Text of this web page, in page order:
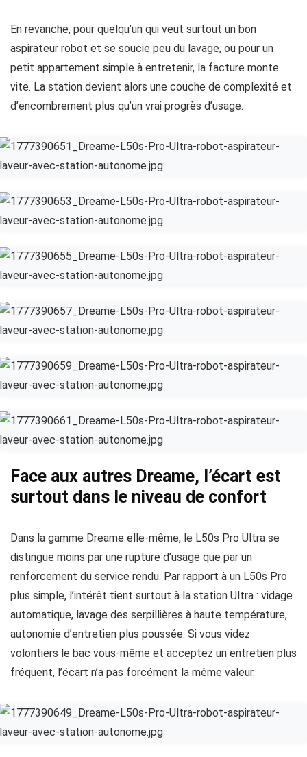
En revanche, pour quelqu’un qui veut surtout un bon
aspirateur robot et se soucie peu du lavage, ou pour un
petit appartement simple à entretenir, la facture monte
vite. La station devient alors une couche de complexité et
d’encombrement plus qu’un vrai progrès d’usage.
Face aux autres Dreame, l’écart est
surtout dans le niveau de confort
Dans la gamme Dreame elle-même, le L50s Pro Ultra se
distingue moins par une rupture d’usage que par un
renforcement du service rendu. Par rapport à un L50s Pro
plus simple, l’intérêt tient surtout à la station Ultra : vidage
automatique, lavage des serpillières à haute température,
autonomie d’entretien plus poussée. Si vous videz
volontiers le bac vous-même et acceptez un entretien plus
fréquent, l’écart n’a pas forcément la même valeur.